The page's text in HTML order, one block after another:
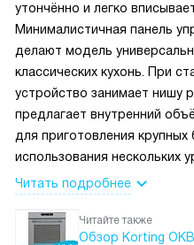
утончённо и легко
Минималистичная панель
делают модель
классических кухонь. При
устройство занимает нишу
предлагает внутренний
для приготовления
использования нескольких
Читать подробнее
Читайте также
Обзор Korting